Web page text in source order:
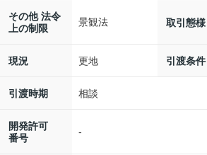
その他 法令
上の制限
景観法 取引態様
現況 更地 引渡条件
引渡時期 相談
開発許可
番号
-